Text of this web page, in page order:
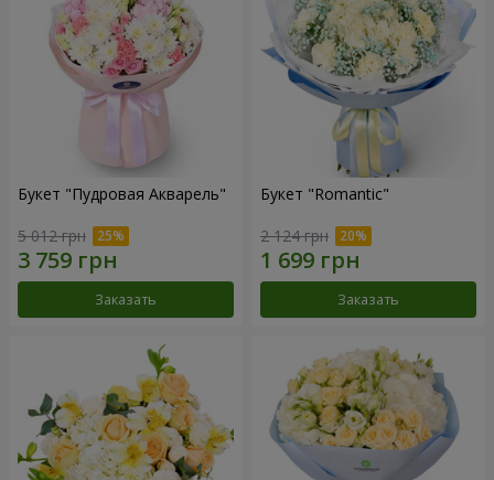
Букет "Пудровая Акварель"
5 012 грн
Заказать
Букет "Romantic"
2 124 грн
Заказать